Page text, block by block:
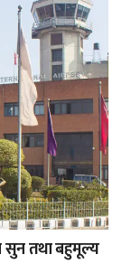
सुन तथा बहुमूल्य